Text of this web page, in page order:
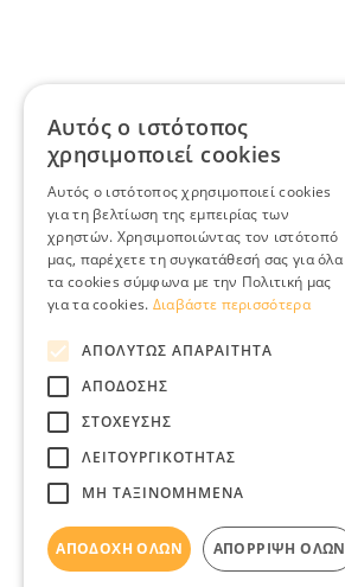
Αυτός ο ιστότοπος
χρησιμοποιεί cookies
Αυτός ο ιστότοπος χρησιμοποιεί cookies
για τη βελτίωση της εμπειρίας των
χρηστών. Χρησιμοποιώντας τον ιστότοπό
μας, παρέχετε τη συγκατάθεσή σας για όλα
τα cookies σύμφωνα με την Πολιτική μας
για τα cookies. Διαβάστε περισσότερα
ΑΠΟΛΎΤΩΣ ΑΠΑΡΑΊΤΗΤΑ
ΑΠΌΔΟΣΗΣ
ΣΤΌΧΕΥΣΗΣ
ΛΕΙΤΟΥΡΓΙΚΌΤΗΤΑΣ
ΜΗ ΤΑΞΙΝΟΜΗΜΈΝΑ
ΑΠΟΔΟΧΉ ΌΛΩΝ ΑΠΌΡΡΙΨΗ ΌΛΩΝ